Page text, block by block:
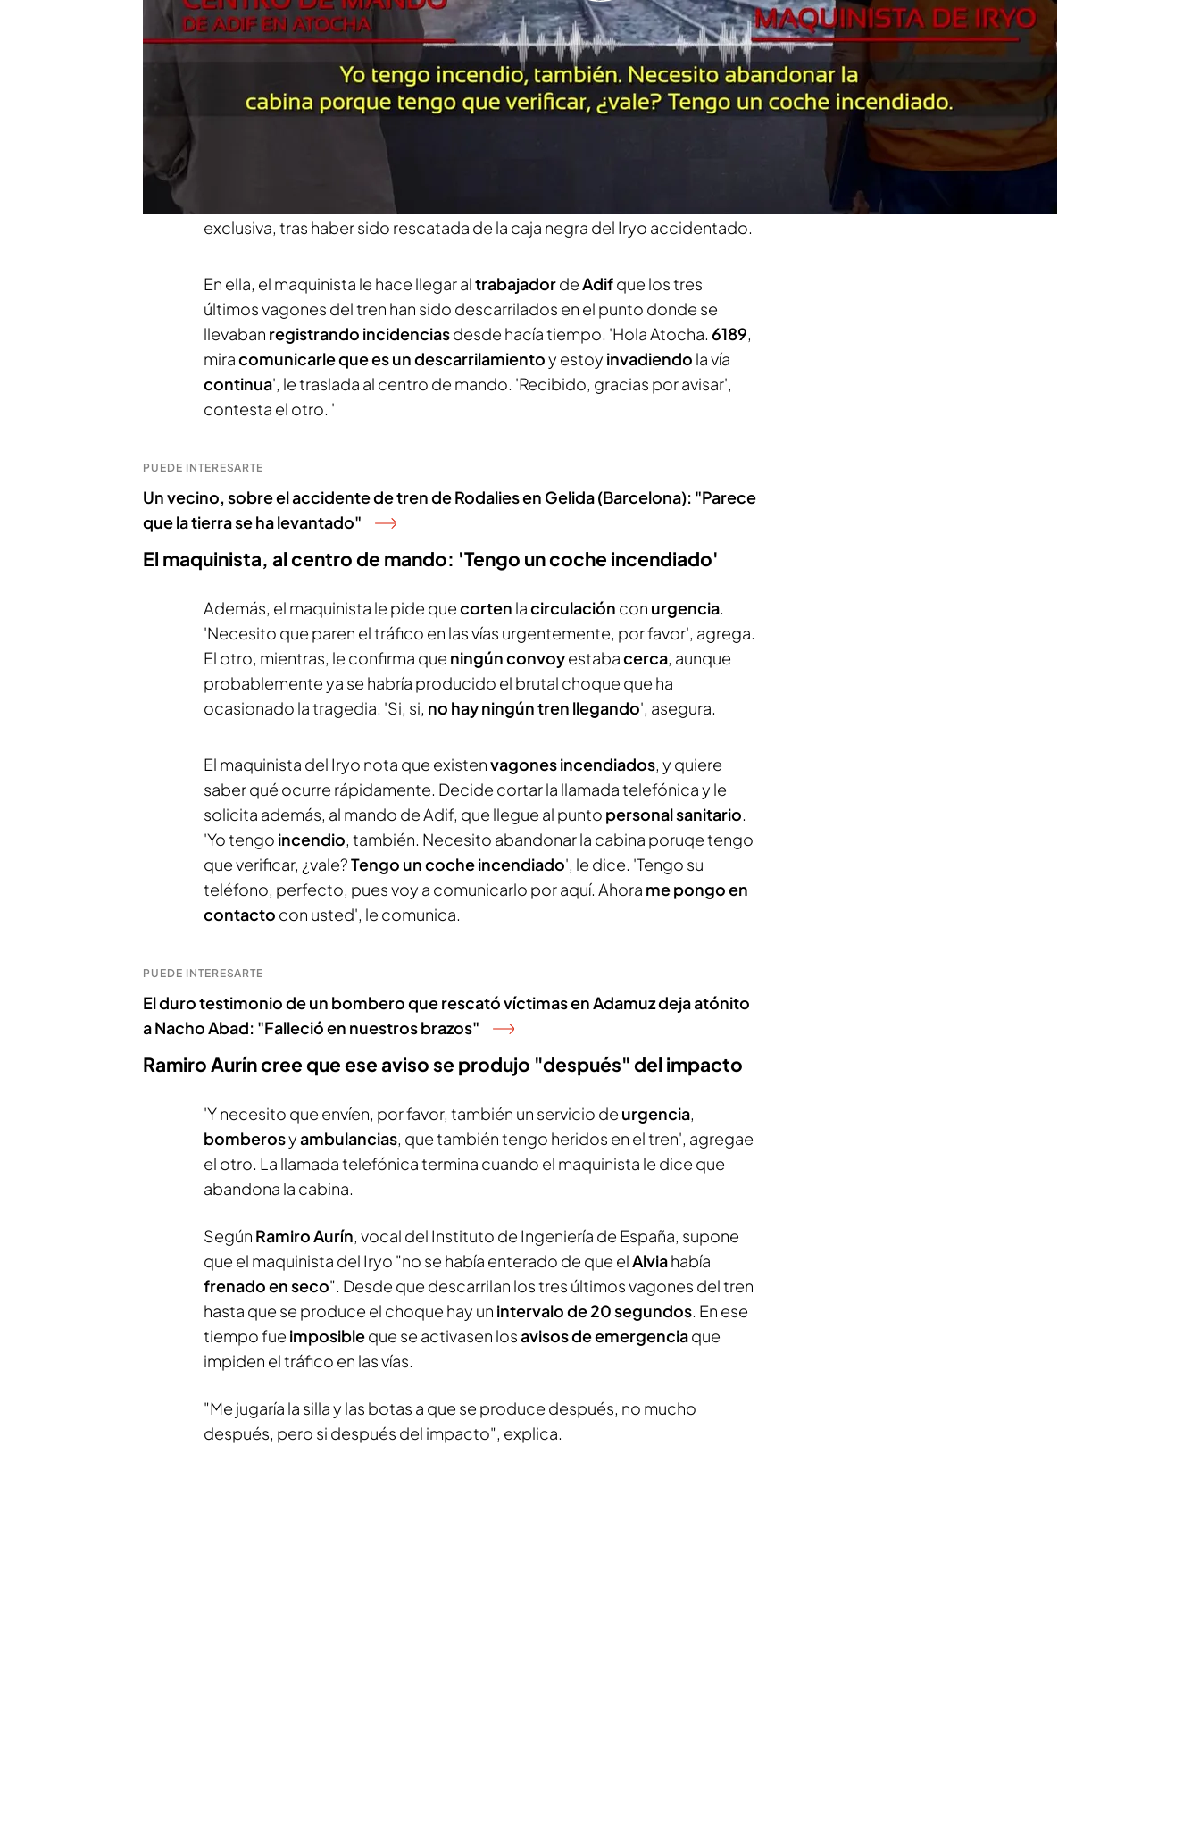
Compartir
Una conversación entre el maquinista del Iryo con el centro de mando de
Adif en Madrid está siendo clave para
(Córdoba), por la que se han reportado 42 muertes
y una centena de heridos. En '
después de que el medio 'Cordópolis' haya podido acceder a ella en
exclusiva, tras haber sido rescatada de la caja negra del Iryo accidentado.
En ella, el maquinista le hace llegar altrabajadordeAdifque los tres
últimos vagones del tren han sido descarrilados en el punto donde se
llevaban registrando incidenciasdesde hacía tiempo. 'Hola Atocha. 6189,
miracomunicarle que es un descarrilamientoy estoy invadiendo la vía
continua', le traslada al centro de mando. 'Recibido, gracias por avisar',
contesta el otro. '
PUEDE INTERESARTE
Un vecino, sobre el accidente de tren de Rodalies en Gelida (Barcelona): "Parece
que la tierra se ha levantado"
El maquinista, al centro de mando: 'Tengo un coche incendiado'
Además, el maquinista le pide quecorten lacirculación con urgencia.
'Necesito que paren el tráfico en las vías urgentemente, por favor', agrega.
El otro, mientras, le confirma que ningún convoyestabacerca, aunque
probablemente ya se habría producido el brutal choque que ha
ocasionado la tragedia. 'Si, si, no hay ningún tren llegando', asegura.
El maquinista del Iryo nota que existenvagones incendiados, y quiere
saber qué ocurre rápidamente. Decide cortar la llamada telefónica y le
solicita además, al mando de Adif, que llegue al punto personal sanitario.
'Yo tengo incendio, también. Necesito abandonar la cabina poruqe tengo
que verificar, ¿vale?Tengo un coche incendiado', le dice. 'Tengo su
teléfono, perfecto, pues voy a comunicarlo por aquí. Ahora me pongo en
contacto con usted', le comunica.
PUEDE INTERESARTE
El duro testimonio de un bombero que rescató víctimas en Adamuz deja atónito
a Nacho Abad: "Falleció en nuestros brazos"
Ramiro Aurín cree que ese aviso se produjo "después" del impacto
'Y necesito que envíen, por favor, también un servicio de urgencia,
bomberosyambulancias, que también tengo heridos en el tren', agregae
el otro. La llamada telefónica termina cuando el maquinista le dice que
abandona la cabina.
Según Ramiro Aurín, vocal del Instituto de Ingeniería de España, supone
que el maquinista del Iryo "no se había enterado de que elAlviahabía
frenado en seco". Desde que descarrilan los tres últimos vagones del tren
hasta que se produce el choque hay un intervalo de 20 segundos. En ese
tiempo fue imposibleque se activasen losavisos de emergenciaque
impiden el tráfico en las vías.
"Me jugaría la silla y las botas a que se produce después, no mucho
después, pero si después del impacto", explica.